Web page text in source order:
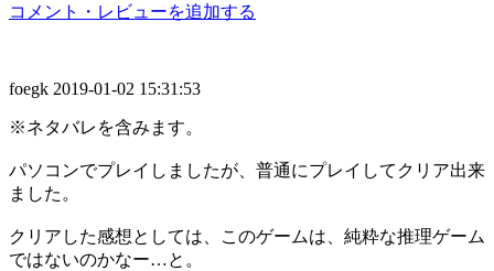
コメント・レビューを追加する
foegk 2019-01-02 15:31:53
※ネタバレを含みます。
パソコンでプレイしましたが、普通にプレイしてクリア出来
ました。
クリアした感想としては、このゲームは、純粋な推理ゲーム
ではないのかなー…と。